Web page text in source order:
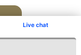
Live chat